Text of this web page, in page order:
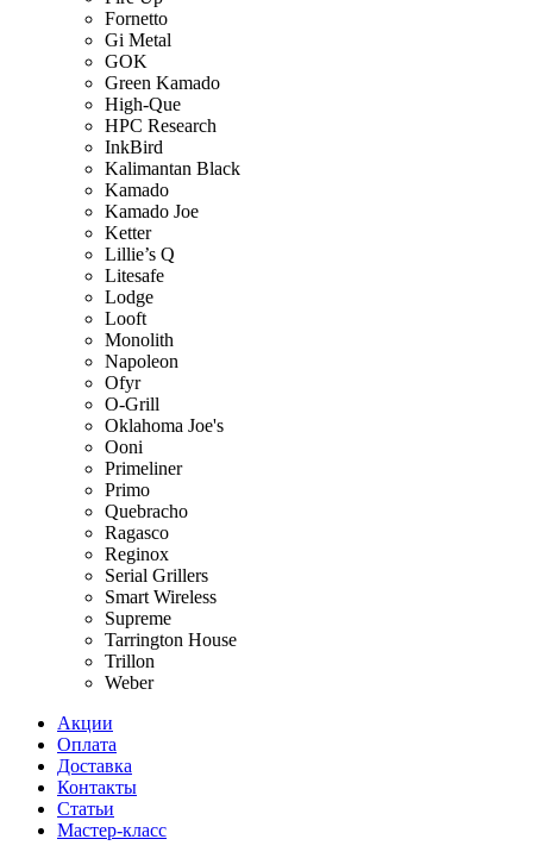
Fornetto
Gi Metal
GOK
Green Kamado
High-Que
HPC Research
InkBird
Kalimantan Black
Kamado
Kamado Joe
Ketter
Lillie’s Q
Litesafe
Lodge
Looft
Monolith
Napoleon
Ofyr
O-Grill
Oklahoma Joe's
Ooni
Primeliner
Primo
Quebracho
Ragasco
Reginox
Serial Grillers
Smart Wireless
Supreme
Tarrington House
Trillon
Weber
Акции
Оплата
Доставка
Контакты
Статьи
Мастер-класс